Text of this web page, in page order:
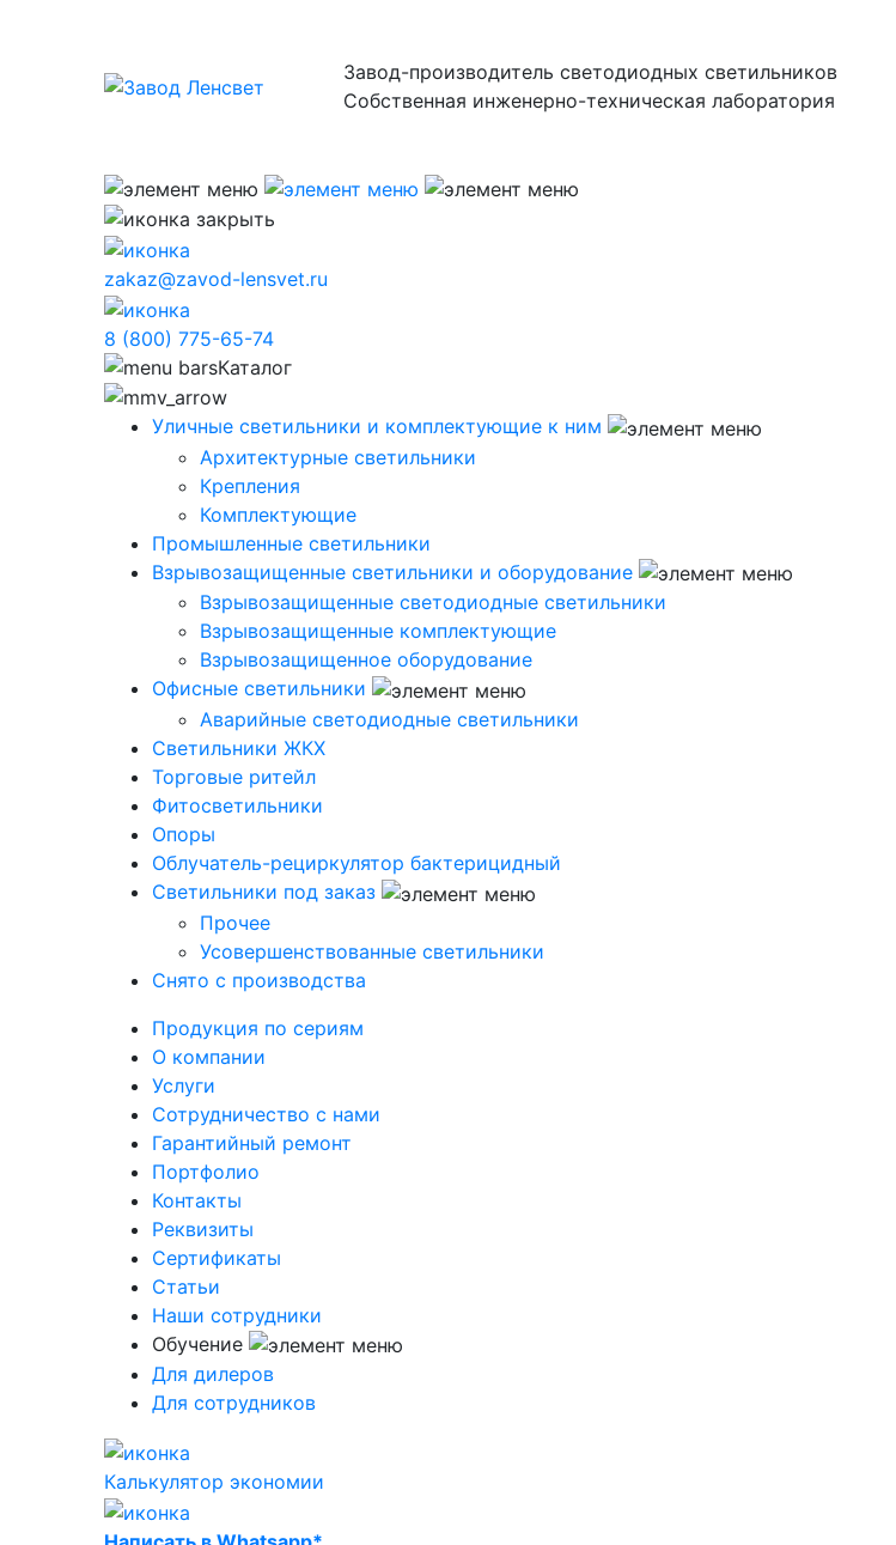
Завод-производитель светодиодных светильников
Собственная инженерно-техническая лаборатория
zakaz@zavod-lensvet.ru
8 (800) 775-65-74
Каталог
Уличные светильники и комплектующие к ним
Архитектурные светильники
Крепления
Комплектующие
Промышленные светильники
Взрывозащищенные светильники и оборудование
Взрывозащищенные светодиодные светильники
Взрывозащищенные комплектующие
Взрывозащищенное оборудование
Офисные светильники
Аварийные светодиодные светильники
Светильники ЖКХ
Торговые ритейл
Фитосветильники
Опоры
Облучатель-рециркулятор бактерицидный
Светильники под заказ
Прочее
Усовершенствованные светильники
Снято с производства
Продукция по сериям
О компании
Услуги
Сотрудничество с нами
Гарантийный ремонт
Портфолио
Контакты
Реквизиты
Сертификаты
Статьи
Наши сотрудники
Обучение
Для дилеров
Для сотрудников
Калькулятор экономии